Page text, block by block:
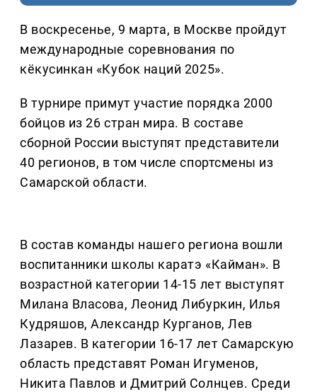
В воскресенье, 9 марта, в Москве пройдут
международные соревнования по
кёкусинкан «Кубок наций 2025».
В турнире примут участие порядка 2000
бойцов из 26 стран мира. В составе
сборной России выступят представители
40 регионов, в том числе спортсмены из
Самарской области.
В состав команды нашего региона вошли
воспитанники школы каратэ «Кайман». В
возрастной категории 14-15 лет выступят
Милана Власова, Леонид Либуркин, Илья
Кудряшов, Александр Курганов, Лев
Лазарев. В категории 16-17 лет Самарскую
область представят Роман Игуменов,
Никита Павлов и Дмитрий Солнцев. Среди